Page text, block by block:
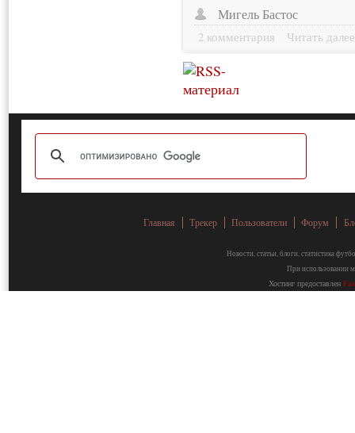
Мигель Бастос
2 комментария Читать далее
Главная Трекер Пользователи Форум
Новости, статьи, блоги, статистика
При использовании
Хостинг предоставлен